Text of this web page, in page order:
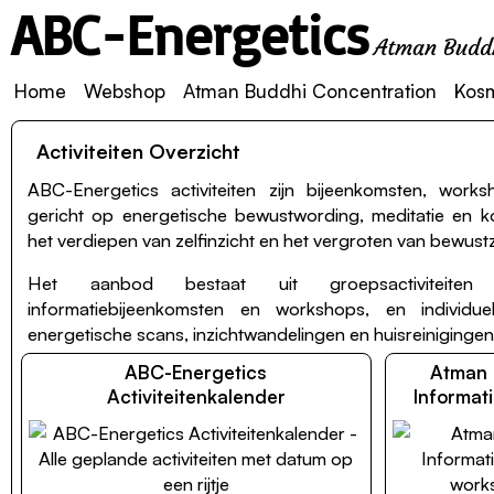
ABC-EnergeticsAtman
Home Webshop Atman Buddhi Concentration
Activiteiten Overzicht
ABC-Energetics activiteiten zijn bijeenkomsten,
gericht op energetische bewustwording, meditatie en
het verdiepen van zelfinzicht en het vergroten van
Het aanbod bestaat uit groepsactiviteiten
informatiebijeenkomsten en workshops, en
energetische scans, inzichtwandelingen en
ABC-Energetics
Activiteitenkalender
Atman